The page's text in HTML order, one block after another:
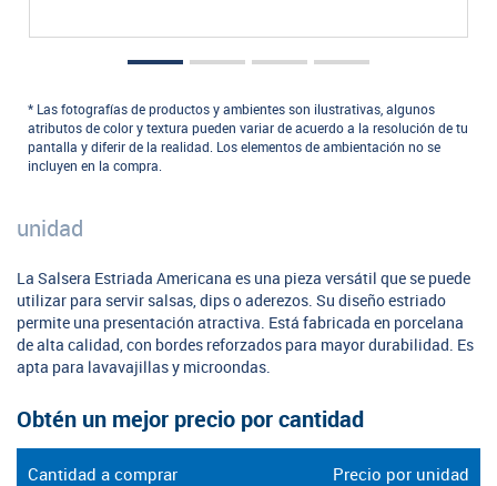
* Las fotografías de productos y ambientes son ilustrativas, algunos
atributos de color y textura pueden variar de acuerdo a la resolución de tu
pantalla y diferir de la realidad. Los elementos de ambientación no se
incluyen en la compra.
unidad
La Salsera Estriada Americana es una pieza versátil que se puede
utilizar para servir salsas, dips o aderezos. Su diseño estriado
permite una presentación atractiva. Está fabricada en porcelana
de alta calidad, con bordes reforzados para mayor durabilidad. Es
apta para lavavajillas y microondas.
Obtén un mejor precio por cantidad
Cantidad a comprar Precio por unidad